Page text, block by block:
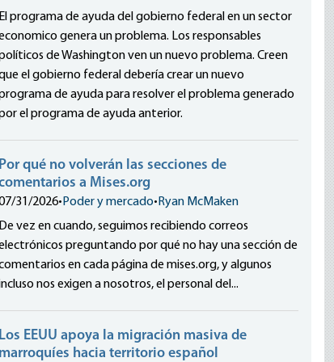
El programa de ayuda del gobierno federal en un sector
genera un problema. Los responsables
de Washington ven un nuevo problema. Creen
el gobierno federal debería crear un nuevo
de ayuda para resolver el problema generado
el programa de ayuda anterior.
Por qué no volverán las secciones de
a Mises.org
31/2026• Poder y mercado• Ryan McMaken
De vez en cuando, seguimos recibiendo correos
preguntando por qué no hay una sección de
en cada página de mises.org, y algunos
nos exigen a nosotros, el personal del...
Los EEUU apoya la migración masiva de
marroquíes hacia territorio español